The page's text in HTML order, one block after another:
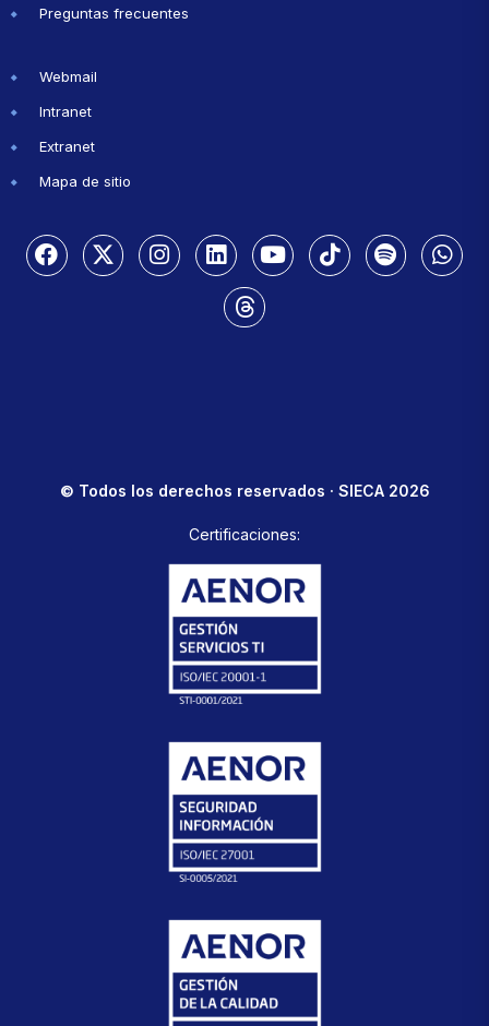
Preguntas frecuentes
Webmail
Intranet
Extranet
Mapa de sitio
© Todos los derechos reservados · SIECA 2026
Certificaciones: